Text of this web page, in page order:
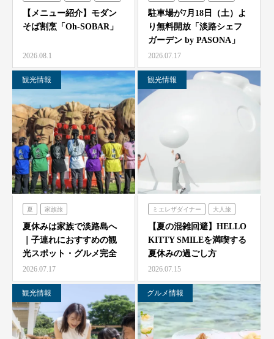
【メニュー紹介】モダン
そば割烹「Oh-SOBAR」
2026.08.1
シェフガーデン
駐車場が7月18日（土）よ
り無料開放「淡路シェフ
ガーデン by PASONA」
「Ladyb…
2026.07.17
観光情報
夏 家族旅
農家レストラン「陽・燦燦」
シェフガーデン
ニジゲンノモリ
夏休みは家族で淡路島へ
｜子連れにおすすめの観
光スポット・グルメ完全
ガイド
2026.07.17
観光情報
ミエレザダイナー 大人旅
家族旅 食べる 体験する
ハローキティスマイル
【夏の混雑回避】HELLO
KITTY SMILEを満喫する
夏休みの過ごし方
2026.07.15
観光情報 グルメ情報